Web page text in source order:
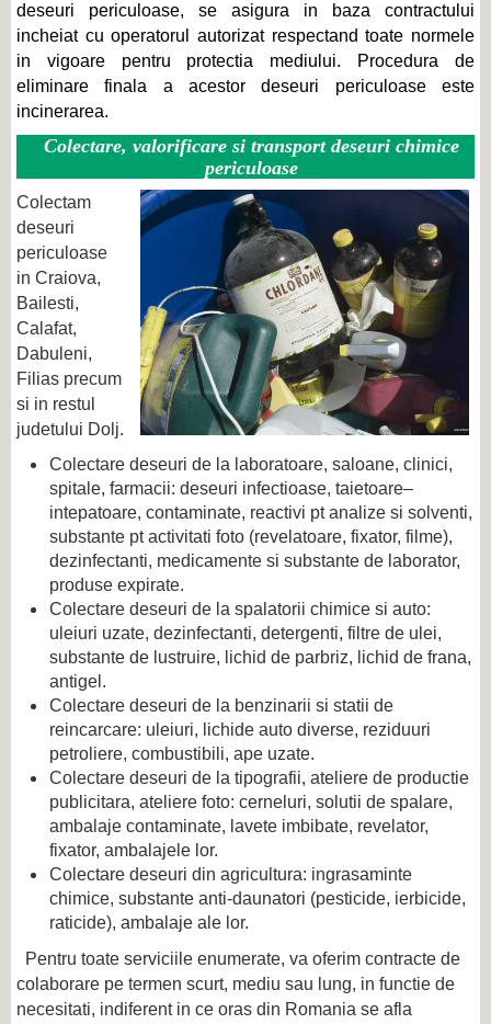
deseuri periculoase, se asigura in baza contractului
incheiat cu operatorul autorizat respectand toate normele
in vigoare pentru protectia mediului. Procedura de
eliminare finala a acestor deseuri periculoase este
incinerarea.
Colectare, valorificare si transport deseuri chimice
periculoase
Colectam
deseuri
periculoase
in Craiova,
Bailesti,
Calafat,
Dabuleni,
Filias precum
si in restul
judetului Dolj.
Colectare deseuri de la laboratoare, saloane, clinici,
spitale, farmacii: deseuri infectioase, taietoare–
intepatoare, contaminate, reactivi pt analize si solventi,
substante pt activitati foto (revelatoare, fixator, filme),
dezinfectanti, medicamente si substante de laborator,
produse expirate.
Colectare deseuri de la spalatorii chimice si auto:
uleiuri uzate, dezinfectanti, detergenti, filtre de ulei,
substante de lustruire, lichid de parbriz, lichid de frana,
antigel.
Colectare deseuri de la benzinarii si statii de
reincarcare: uleiuri, lichide auto diverse, reziduuri
petroliere, combustibili, ape uzate.
Colectare deseuri de la tipografii, ateliere de productie
publicitara, ateliere foto: cerneluri, solutii de spalare,
ambalaje contaminate, lavete imbibate, revelator,
fixator, ambalajele lor.
Colectare deseuri din agricultura: ingrasaminte
chimice, substante anti-daunatori (pesticide, ierbicide,
raticide), ambalaje ale lor.
Pentru toate serviciile enumerate, va oferim contracte de
colaborare pe termen scurt, mediu sau lung, in functie de
necesitati, indiferent in ce oras din Romania se afla